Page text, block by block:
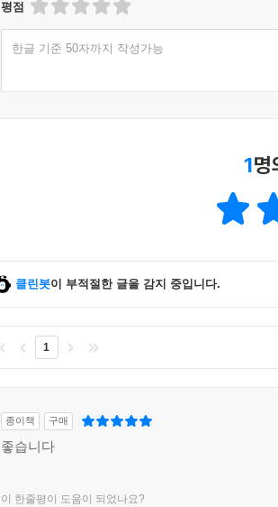
평점
한글 기준 50자까지 작성가능
1명
클린봇이 부적절한 글을 감지 중입니다.
1
종이책 구매
좋습니다
이 한줄평이 도움이 되었나요?